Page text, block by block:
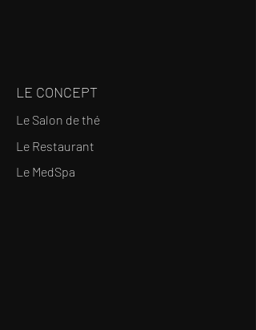
LE CONCEPT
Le Salon de thé
Le Restaurant
Le MedSpa